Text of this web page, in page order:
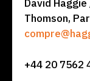
David
Thomson,
+44 20 7562